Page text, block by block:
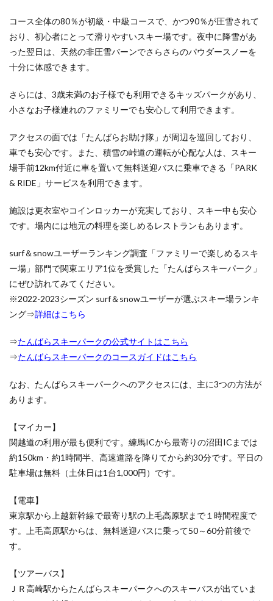
GALA
湯沢
スキ
ー場
――
新幹
結。
セス
抜群
で温
泉施
設も
石打
丸山
スキ
――
広大
リア
に開
発さ
れた
エー
ショ
ン豊
コー
スが
2.3
里スノ
ーリゾ
――雪
質抜
群！
新潟の
ファミ
リーに
優しい
コース全体の80％が初級・中級コースで、かつ90％が圧雪されて
おり、初心者にとって滑りやすいスキー場です。夜中に降雪があ
った翌日は、天然の非圧雪バーンでさらさらのパウダースノーを
十分に体感できます。
さらには、3歳未満のお子様でも利用できるキッズパークがあり、
小さなお子様連れのファミリーでも安心して利用できます。
アクセスの面では「たんばらお助け隊」が周辺を巡回しており、
車でも安心です。また、積雪の峠道の運転が心配な人は、スキー
場手前12km付近に車を置いて無料送迎バスに乗車できる「PARK
& RIDE」サービスを利用できます。
施設は更衣室やコインロッカーが充実しており、スキー中も安心
です。場内には地元の料理を楽しめるレストランもあります。
surf＆snowユーザーランキング調査「ファミリーで楽しめるスキ
ー場」部門で関東エリア1位を受賞した「たんばらスキーパーク」
にぜひ訪れてみてください。
※2022-2023シーズン surf＆snowユーザーが選ぶスキー場ランキ
ング⇒詳細はこちら
⇒たんばらスキーパークの公式サイトはこちら
⇒たんばらスキーパークのコースガイドはこちら
なお、たんばらスキーパークへのアクセスには、主に3つの方法が
あります。
【マイカー】
関越道の利用が最も便利です。練馬ICから最寄りの沼田ICまでは
約150km・約1時間半、高速道路を降りてから約30分です。平日の
駐車場は無料（土休日は1台1,000円）です。
【電車】
東京駅から上越新幹線で最寄り駅の上毛高原駅まで１時間程度で
す。上毛高原駅からは、無料送迎バスに乗って50～60分前後で
す。
【ツアーバス】
ＪＲ高崎駅からたんばらスキーパークへのスキーバスが出ていま